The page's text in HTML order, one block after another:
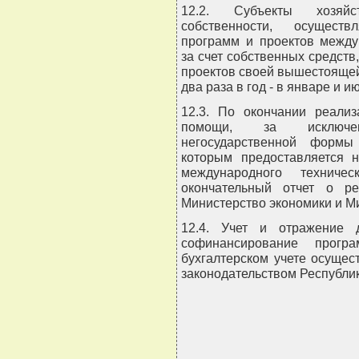
12.2. Субъекты
собственности,
программ и проектов
за счет собственных
проектов своей
два раза в год - в январе и
12.3. По окончании
помощи, за
негосударственной
которым
международного
окончательный отчет о
Министерство экономики и
12.4. Учет и отражение
софинансирование
бухгалтерском учете
законодательством